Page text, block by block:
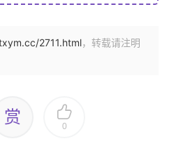
2711.html，转载请注明
赏 0